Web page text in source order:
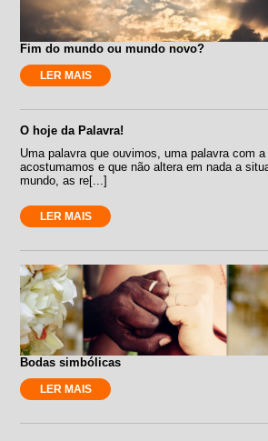
Fim do mundo ou mundo novo?
LER MAIS
O hoje da Palavra!
Uma palavra que ouvimos, uma palavra com a
acostumamos e que não altera em nada a
mundo, as re[...]
LER MAIS
Bodas simbólicas
LER MAIS